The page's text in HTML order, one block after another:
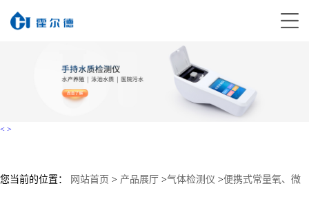
< >
您当前的位置： 网站首页 > 产品展厅 >气体检测仪 >便携式常量氧、微